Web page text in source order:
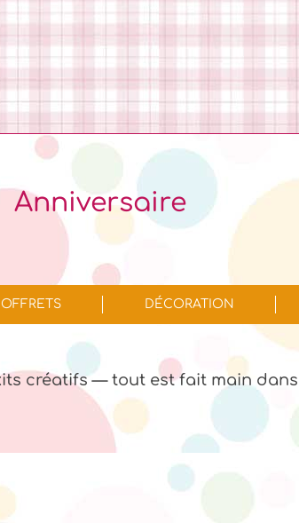
Anniversaire
DÉCORATION
créatifs — tout est fait main